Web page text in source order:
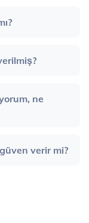
ne
verir mi?